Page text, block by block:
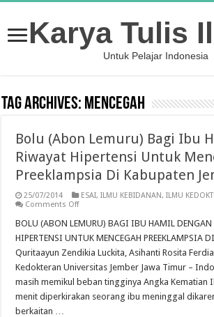
Karya Tulis
Untuk Pelajar Indonesia
Tag Archives: Mencegah
Bolu (Abon Lemuru) Bagi Ibu
Riwayat Hipertensi Untuk
Preeklampsia Di Kabupaten
25/07/2014 ESAI,ILMU KEBIDANAN,ILMU
Comments Offon
(Abon
Lemuru)
Bagi
Ibu
Hamil
Dengan
Riwayat
Hipertensi
Untuk
BOLU (ABON LEMURU) BAGI IBU HAMIL DENGAN
HIPERTENSI UNTUK MENCEGAH PREEKLAMPSIA
Quritaayun Zendikia Luckita, Asihanti Rosita
Kedokteran Universitas Jember Jawa Timur –
masih memikul beban tingginya Angka Kematian
menit diperkirakan seorang ibu meninggal
berkaitan …